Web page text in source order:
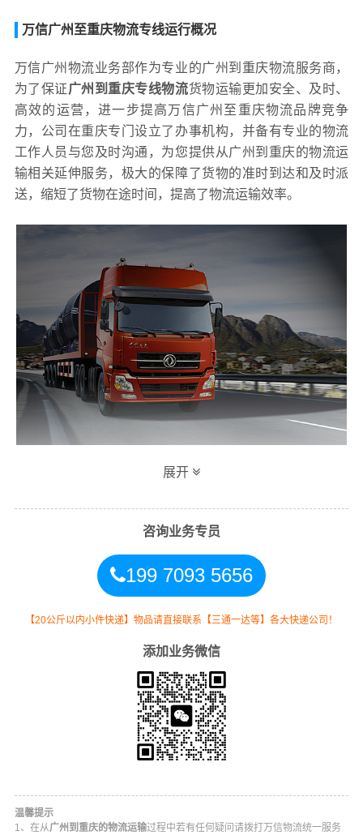
万信广州至重庆物流专线运行概况
万信广州物流业务部作为专业的广州到重庆物流服务商，
为了保证广州到重庆专线物流货物运输更加安全、及时、
高效的运营，进一步提高万信广州至重庆物流品牌竞争
力，公司在重庆专门设立了办事机构，并备有专业的物流
工作人员与您及时沟通，为您提供从广州到重庆的物流运
输相关延伸服务，极大的保障了货物的准时到达和及时派
送，缩短了货物在途时间，提高了物流运输效率。
同时，为了方便广大客户从广州物流到重庆的不同运输时
效和物流成本要求，万信特推出广州到重庆物流
方式，以此来降低从广东广州到重庆的物流专线运输成
本，提高由广州发货到重庆的物流效率，以便为新老客户
提供更加优质完善的一站式从广州到重庆重庆的物流门到
展开
咨询业务专员
199 7093 5656
【20公斤以内小件快递】物品请直接联系【三通一达等】各大快递公司！
添加业务微信
温馨提示
1、在从广州到重庆的物流运输过程中若有任何疑问请拨打万信物流统一服务